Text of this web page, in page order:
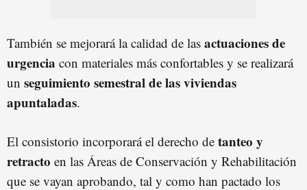
También se mejorará la calidad de las actuaciones de
urgencia con materiales más confortables y se realizará
un seguimiento semestral de las viviendas
apuntaladas.
El consistorio incorporará el derecho de tanteo y
retracto en las Áreas de Conservación y Rehabilitación
que se vayan aprobando, tal y como han pactado los